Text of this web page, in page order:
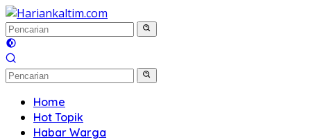
Langsung
ke
konten
Home
Hot Topik
Habar Warga